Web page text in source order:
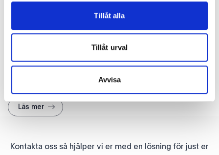
Tillåt alla
Tillåt urval
Avvisa
och skärmar från små och stora företag och
Kontakta någon av våra experter så skapar vi rätt
Läs mer
Kontakta oss så hjälper vi er med en lösning för just er